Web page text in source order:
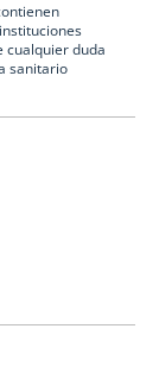
cualquier duda
sanitario